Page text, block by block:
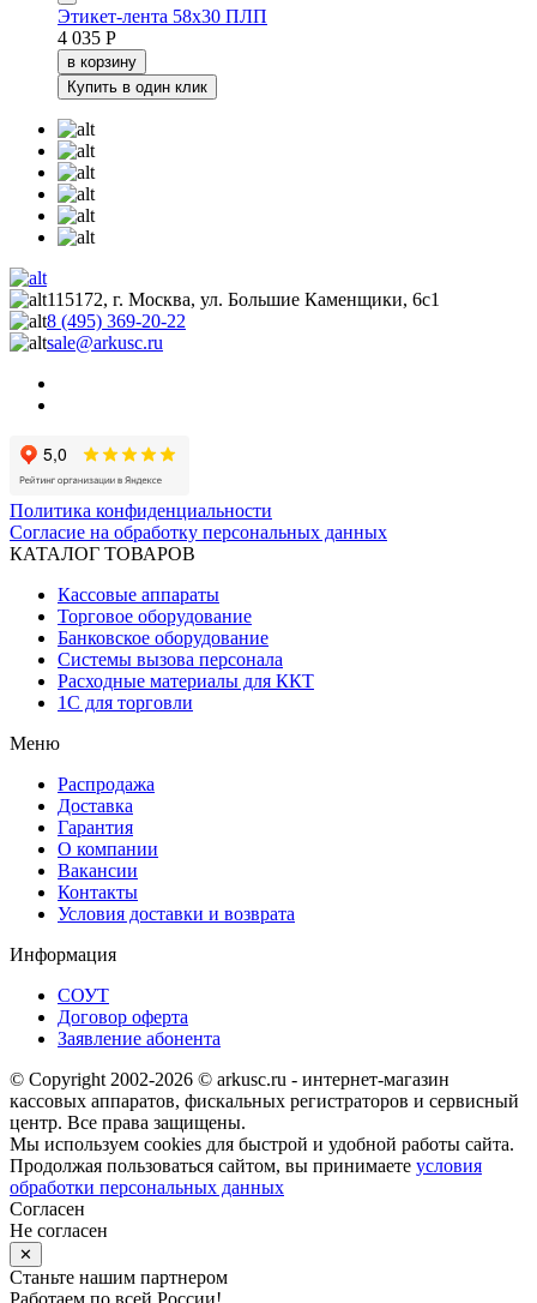
Этикет-лента 58х30 ПЛП
4 035 Р
в корзину
Купить в один клик
115172, г. Москва, ул. Большие Каменщики, 6с1
8 (495) 369-20-22
sale@arkusc.ru
Политика конфиденциальности
Согласие на обработку персональных данных
КАТАЛОГ ТОВАРОВ
Кассовые аппараты
Торговое оборудование
Банковское оборудование
Системы вызова персонала
Расходные материалы для ККТ
1С для торговли
Меню
Распродажа
Доставка
Гарантия
О компании
Вакансии
Контакты
Условия доставки и возврата
Информация
СОУТ
Договор оферта
Заявление абонента
© Copyright 2002-2026 © arkusc.ru - интернет-магазин
кассовых аппаратов, фискальных регистраторов и сервисный
центр. Все права защищены.
Мы используем cookies для быстрой и удобной работы сайта.
Продолжая пользоваться сайтом, вы принимаете условия
обработки персональных данных
Согласен
Не согласен
✕
Станьте нашим партнером
Работаем по всей России!